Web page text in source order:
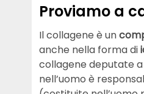
Proviamo a
Il collagene è un
anche nella forma di
collagene deputate
nell’uomo è